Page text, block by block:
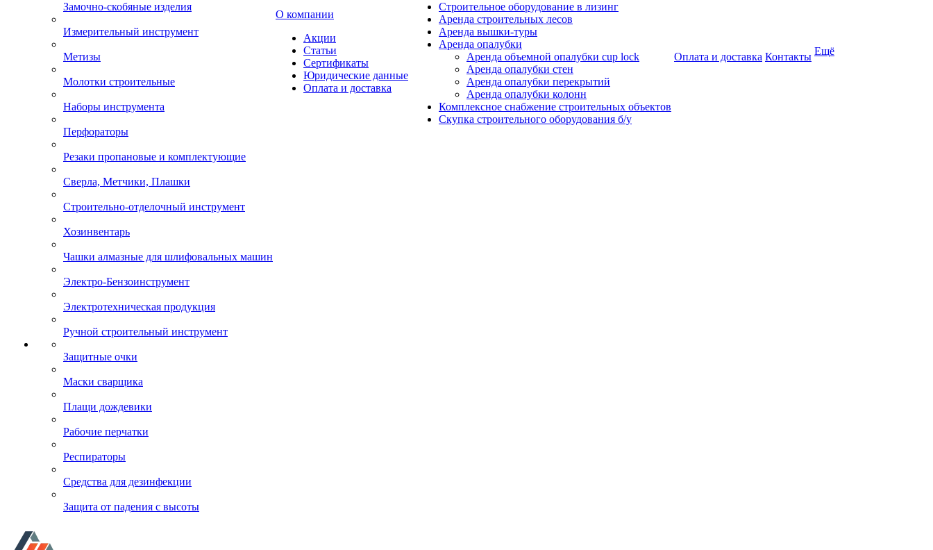
Замочно-скобяные изделия
Измерительный инструмент
Метизы
Молотки строительные
Наборы инструмента
Перфораторы
Резаки пропановые и комплектующие
Сверла, Метчики, Плашки
Строительно-отделочный инструмент
Хозинвентарь
Чашки алмазные для шлифовальных машин
Электро-Бензоинструмент
Электротехническая продукция
Ручной строительный инструмент
Защитные очки
Маски сварщика
Плащи дождевики
Рабочие перчатки
Респираторы
Средства для дезинфекции
Защита от падения с высоты
О компании
Акции
Статьи
Сертификаты
Юридические данные
Оплата и доставка
Строительное оборудование в лизинг
Аренда строительных лесов
Аренда вышки-туры
Аренда опалубки
Аренда объемной опалубки cup lock
Аренда опалубки стен
Аренда опалубки перекрытий
Аренда опалубки колонн
Комплексное снабжение строительных объектов
Скупка строительного оборудования б/у
Оплата и доставка Контакты Ещё